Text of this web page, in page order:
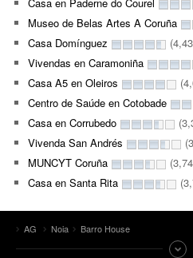
Museo de Belas Artes A Coruña
Casa Domínguez
Vivendas en Caramoniña
Casa A5 en Oleiros
Centro de Saúde en Cotobade
Casa en Corrubedo
Vivenda San Andrés
MUNCYT Coruña
Casa en Santa Rita
AG Noia Barro House